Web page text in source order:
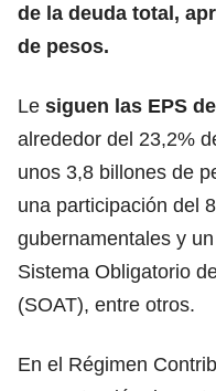
de la deuda total,
de pesos.
Le siguen las EPS
alrededor del 23,2%
unos 3,8 billones de
una participación del
gubernamentales y
Sistema Obligatorio
(SOAT), entre otros.
En el Régimen